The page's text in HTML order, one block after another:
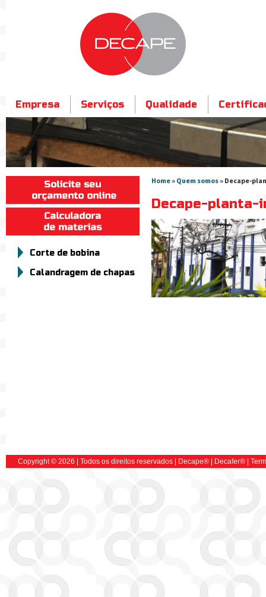
Empresa Serviços Qualidade
Contato
Corte de bobina
Calandragem de chapas
Home » Quem somos » Decape-
Decape-planta-
Copyright © 2026 | Todos os direitos reservados | Decape® | Decafer®